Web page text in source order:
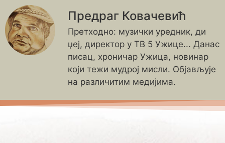
Предраг Ковачевић
Претходно: музички уредник, ди
џеј, директор у ТВ 5 Ужице... Данас
писац, хроничар Ужица, новинар
који тежи мудрој мисли. Објављује
на различитим медијима.